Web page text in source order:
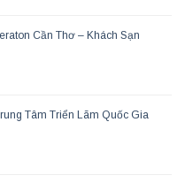
Cần Thơ – Khách Sạn
Tâm Triển Lãm Quốc Gia